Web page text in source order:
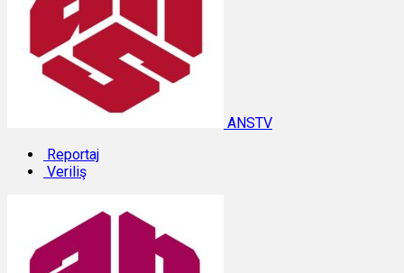
ANSTV
Reportaj
Veriliş